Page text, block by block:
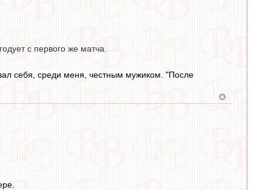
с первого же матча.
себя, среди меня, честным мужиком. "После